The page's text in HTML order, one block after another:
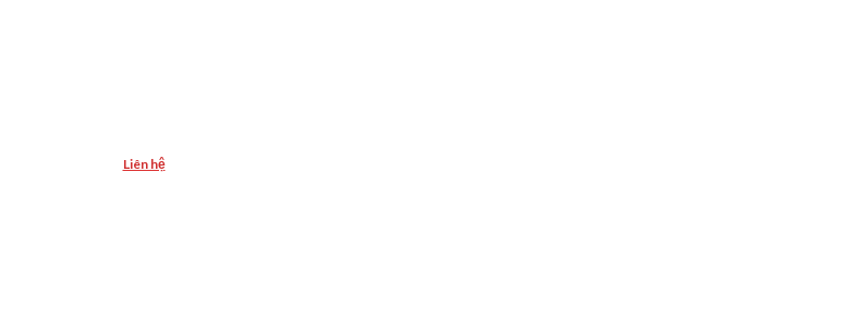
Liên hệ